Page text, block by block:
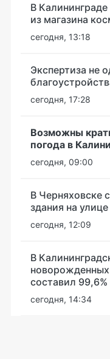
В
из магазина
сегодня, 13:18
Экспертиза не
сегодня, 17:28
Возможны
погода в
сегодня, 09:00
В Черняховске
здания на
сегодня, 12:09
В
составил 99,6%
сегодня, 14:34